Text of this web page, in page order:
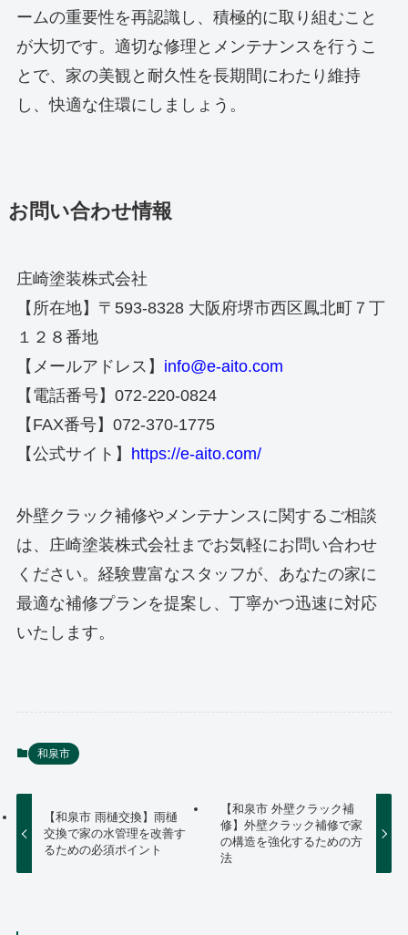
ームの重要性を再認識し、積極的に取り組むこと
が大切です。適切な修理とメンテナンスを行うこ
とで、家の美観と耐久性を長期間にわたり維持
し、快適な住環にしましょう。
お問い合わせ情報
庄崎塗装株式会社
【所在地】〒593-8328 大阪府堺市西区鳳北町７丁
１２８番地
【メールアドレス】 info@e-aito.com
【電話番号】072-220-0824
【FAX番号】072-370-1775
【公式サイト】 https://e-aito.com/
外壁クラック補修やメンテナンスに関するご相談
は、庄崎塗装株式会社までお気軽にお問い合わせ
ください。経験豊富なスタッフが、あなたの家に
最適な補修プランを提案し、丁寧かつ迅速に対応
いたします。
和泉市
【和泉市 雨樋交換】雨樋
交換で家の水管理を改善す
るための必須ポイント
【和泉市 外壁クラック補
修】外壁クラック補修で家
の構造を強化するための方
法